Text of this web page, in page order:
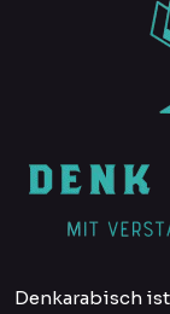
Denkarabisch